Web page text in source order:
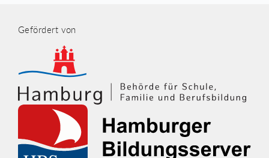
Gefördert von